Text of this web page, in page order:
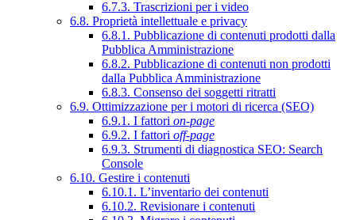
6.7.3. Trascrizioni per i video
6.8. Proprietà intellettuale e privacy
6.8.1. Pubblicazione di contenuti prodotti dalla
Pubblica Amministrazione
6.8.2. Pubblicazione di contenuti non prodotti
dalla Pubblica Amministrazione
6.8.3. Consenso dei soggetti ritratti
6.9. Ottimizzazione per i motori di ricerca (SEO)
6.9.1. I fattori on-page
6.9.2. I fattori off-page
6.9.3. Strumenti di diagnostica SEO: Search
Console
6.10. Gestire i contenuti
6.10.1. L’inventario dei contenuti
6.10.2. Revisionare i contenuti